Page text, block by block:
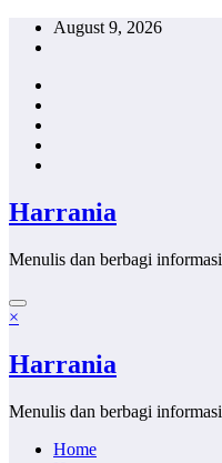
Skip
August 9, 2026
Harrania
Menulis dan berbagi informasi
×
Harrania
Menulis dan berbagi informasi
Home